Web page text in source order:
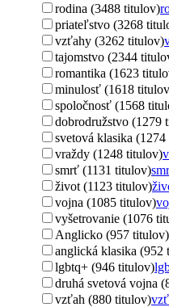
rodina (3488 titulov)
priateľstvo (3268
vzťahy (3262 titulov)
tajomstvo (2344
romantika (1623
minulosť (1618
spoločnosť (1568
dobrodružstvo (1279
svetová klasika
vraždy (1248 titulov)
smrť (1131 titulov)
život (1123 titulov)
vojna (1085 titulov)
vyšetrovanie (1076
Anglicko (957 titulov)
anglická klasika (952
lgbtq+ (946 titulov)
druhá svetová vojna
vzťah (880 titulov)